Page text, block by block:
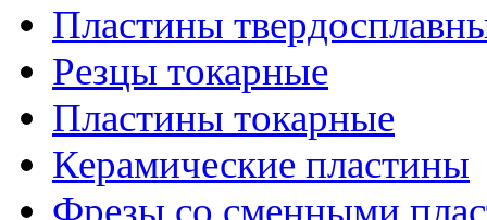
Пластины
Резцы токарные
Пластины токарные
Керамические пластины
Фрезы со сменными